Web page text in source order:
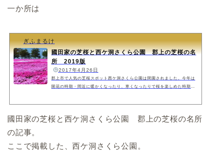
一か所は
ぎふまるけ
國田家の芝桜と西ケ洞さくら公園 郡上の芝桜の名
所 2019版
2017年4月26日
郡上市で人気の芝桜スポット西ケ洞さくら公園は閉園されました。今年は
開花の時期・間近に暖かくなったり、寒くなったりで桜を楽しめた時期が
が、芝桜に限定すると郡上の二大芝桜の名所になるのではないでしょう
國田家の芝桜と西ケ洞さくら公園 郡上の芝桜の名所
の記事。
ここで掲載した、西ケ洞さくら公園。